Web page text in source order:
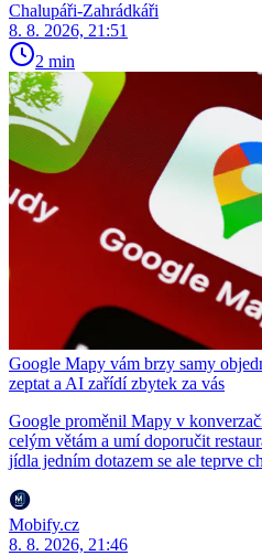
Chalupáři-Zahrádkáři
8. 8. 2026, 21:51
2 min
Google Mapy vám brzy samy
zeptat a AI zařídí zbytek za vás
Google proměnil Mapy v
celým větám a umí doporučit
jídla jedním dotazem se ale teprve
Mobify.cz
8. 8. 2026, 21:46